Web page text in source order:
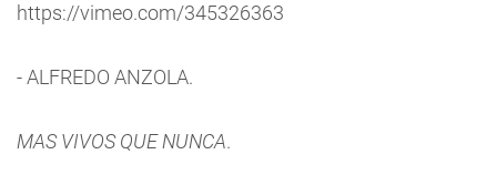
https://vimeo.com/345326363
- ALFREDO ANZOLA.
MAS VIVOS QUE NUNCA.